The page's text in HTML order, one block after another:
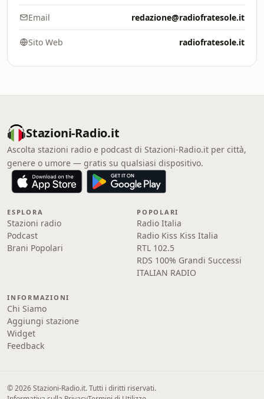
Email redazione@radiofratesole.it
Sito Web radiofratesole.it
Stazioni-Radio.it
Ascolta stazioni radio e podcast di Stazioni-Radio.it per città,
genere o umore — gratis su qualsiasi dispositivo.
ESPLORA
Stazioni radio
Podcast
Brani Popolari
POPOLARI
Radio Italia
Radio Kiss Kiss Italia
RTL 102.5
RDS 100% Grandi Successi
ITALIAN RADIO
INFORMAZIONI
Chi Siamo
Aggiungi stazione
Widget
Feedback
© 2026 Stazioni-Radio.it. Tutti i diritti riservati.